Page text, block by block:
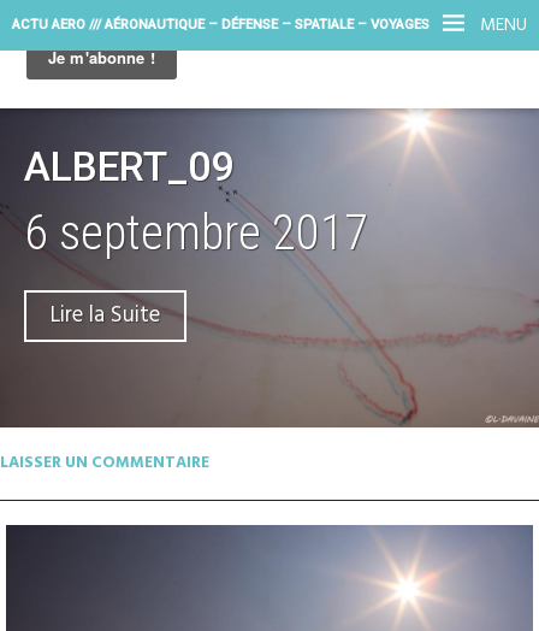
MENU
ACTU AERO /// AÉRONAUTIQUE – DÉFENSE – SPATIALE – VOYAGES
ALBERT_09
6 septembre 2017
Lire la Suite
LAISSER UN COMMENTAIRE